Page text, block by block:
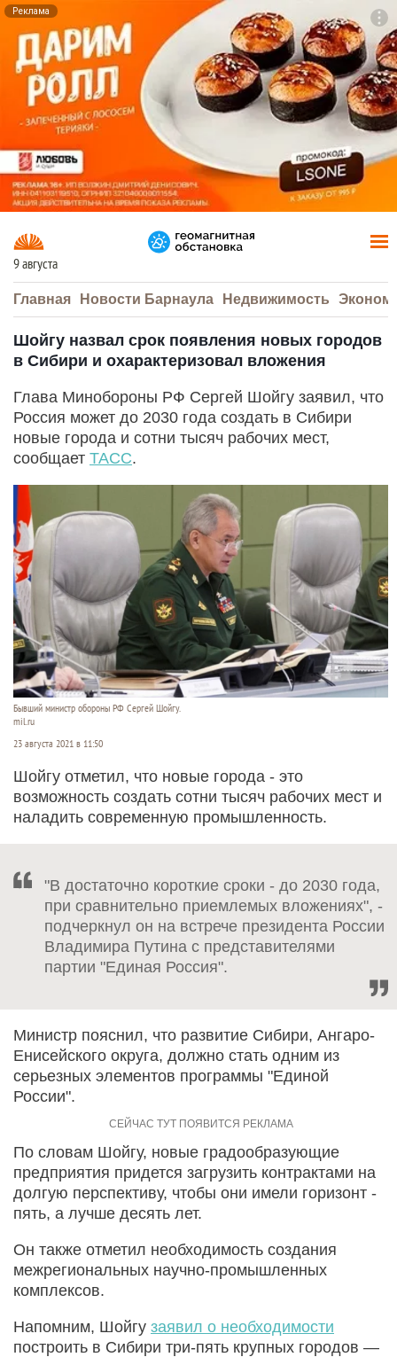
Реклама
9 августа
Главная Новости Барнаула Недвижимость
Шойгу назвал срок появления новых городов
в Сибири и охарактеризовал вложения
Глава Минобороны РФ Сергей Шойгу заявил, что
Россия может до 2030 года создать в Сибири
новые города и сотни тысяч рабочих мест,
сообщает ТАСС.
Бывший министр обороны РФ Сергей Шойгу.
mil.ru
23 августа 2021 в 11:50
Шойгу отметил, что новые города - это
возможность создать сотни тысяч рабочих мест и
наладить современную промышленность.
"В достаточно короткие сроки - до 2030 года,
при сравнительно приемлемых вложениях", -
подчеркнул он на встрече президента России
Владимира Путина с представителями
партии "Единая Россия".
Министр пояснил, что развитие Сибири, Ангаро-
Енисейского округа, должно стать одним из
серьезных элементов программы "Единой
России".
По словам Шойгу, новые градообразующие
предприятия придется загрузить контрактами на
долгую перспективу, чтобы они имели горизонт -
пять, а лучше десять лет.
Он также отметил необходимость создания
межрегиональных научно-промышленных
комплексов.
Напомним, Шойгу заявил о необходимости
построить в Сибири три-пять крупных городов —